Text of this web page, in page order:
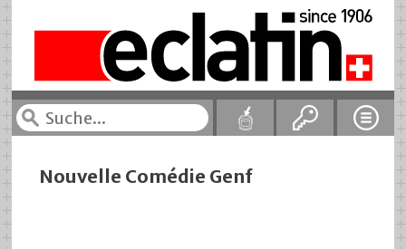
Nouvelle Comédie Genf